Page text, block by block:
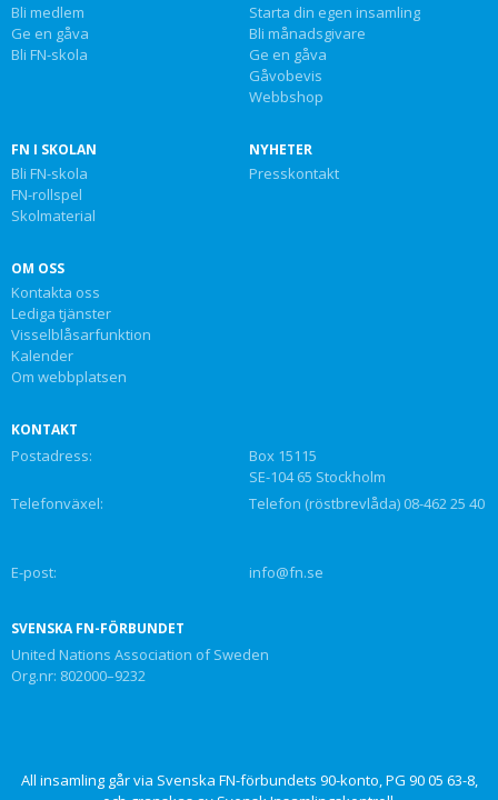
Bli medlem
Ge en gåva
Bli FN-skola
Starta din egen insamling
Bli månadsgivare
Ge en gåva
Gåvobevis
Webbshop
FN I SKOLAN
Bli FN-skola
FN-rollspel
Skolmaterial
NYHETER
Presskontakt
OM OSS
Kontakta oss
Lediga tjänster
Visselblåsarfunktion
Kalender
Om webbplatsen
KONTAKT
Postadress:
Box 15115
SE-104 65 Stockholm
Telefonväxel:
Telefon (röstbrevlåda) 08-462 25 40
E-post: info@fn.se
SVENSKA FN-FÖRBUNDET
United Nations Association of Sweden
Org.nr: 802000–9232
All insamling går via Svenska FN-förbundets 90-konto, PG 90 05 63-8,